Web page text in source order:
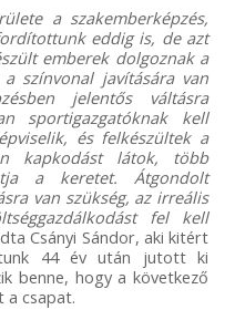
a szakemberképzés,
eddig is, de azt
emberek dolgoznak a
színvonal javítására van
jelentős váltásra
sportigazgatóknak kell
és felkészültek a
kapkodást látok, több
a keretet. Átgondolt
van szükség, az irreális
fel kell
Csányi Sándor, aki kitért
44 év után jutott ki
benne, hogy a következő
a csapat.